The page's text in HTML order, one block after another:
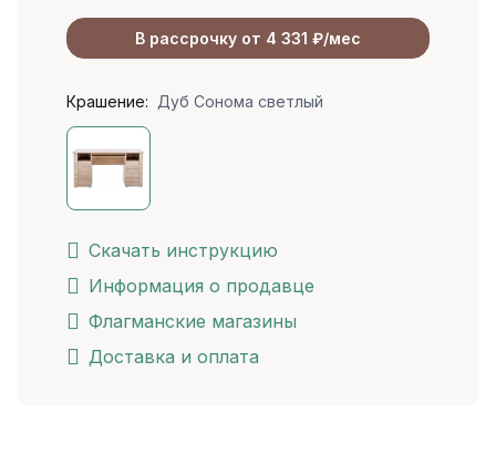
В рассрочку от 4 331 ₽/мес
Крашение: Дуб Сонома светлый
Скачать инструкцию
Информация о продавце
Флагманские магазины
Доставка и оплата